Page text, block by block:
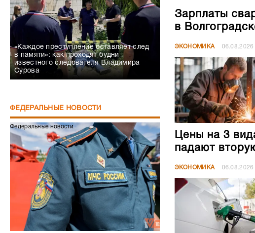
«Каждое преступление оставляет след
в памяти»: как проходят будни
известного следователя Владимира
Сурова
ФЕДЕРАЛЬНЫЕ НОВОСТИ
Федеральные новости
Зарплаты
в
ЭКОНОМИКА 06.08.2026
Цены на 3
падают
ЭКОНОМИКА 06.08.2026